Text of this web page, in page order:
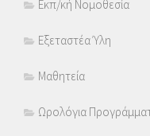
Εκπ/κή Νομοθεσία
Εξεταστέα Ύλη
Μαθητεία
Ωρολόγια